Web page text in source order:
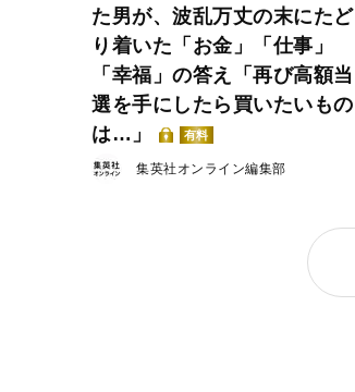
た男が、波乱万丈の末にたど
り着いた「お金」「仕事」
「幸福」の答え「再び高額当
選を手にしたら買いたいもの
は…」
有料
集英社オンライン編集部